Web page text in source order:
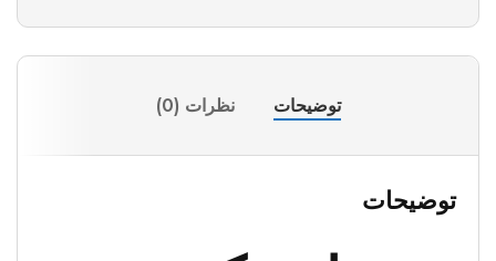
توضیحات نظرات (0)
توضیحات